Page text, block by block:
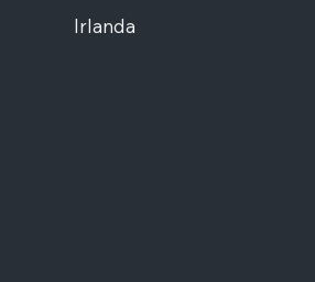
Irlanda